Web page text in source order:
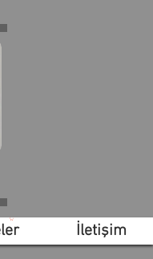
İletişim